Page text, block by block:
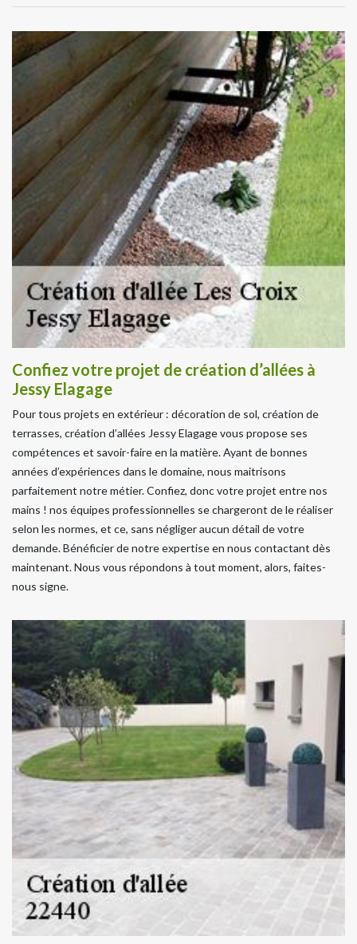
Confiez votre projet de création d’allées à
Jessy Elagage
Pour tous projets en extérieur : décoration de sol, création de
terrasses, création d’allées Jessy Elagage vous propose ses
compétences et savoir-faire en la matière. Ayant de bonnes
années d’expériences dans le domaine, nous maitrisons
parfaitement notre métier. Confiez, donc votre projet entre nos
mains ! nos équipes professionnelles se chargeront de le réaliser
selon les normes, et ce, sans négliger aucun détail de votre
demande. Bénéficier de notre expertise en nous contactant dès
maintenant. Nous vous répondons à tout moment, alors, faites-
nous signe.